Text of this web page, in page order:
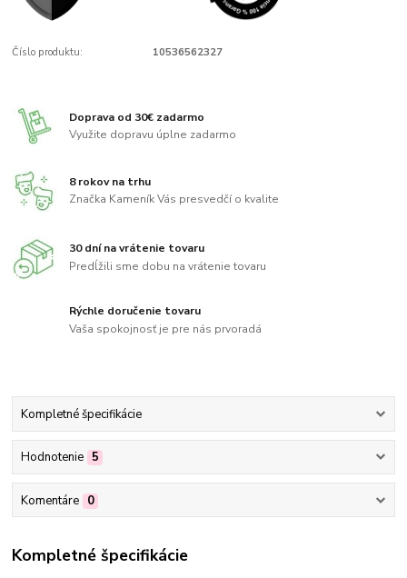
Číslo produktu: 10536562327
Doprava od 30€ zadarmo
Využite dopravu úplne zadarmo
8 rokov na trhu
Značka Kameník Vás presvedčí o kvalite
30 dní na vrátenie tovaru
Predĺžili sme dobu na vrátenie tovaru
Rýchle doručenie tovaru
Vaša spokojnosť je pre nás prvoradá
Kompletné špecifikácie
Hodnotenie 5
Komentáre 0
Kompletné špecifikácie